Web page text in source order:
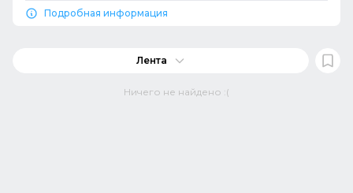
Подробная информация
Лента
Ничего не найдено :(